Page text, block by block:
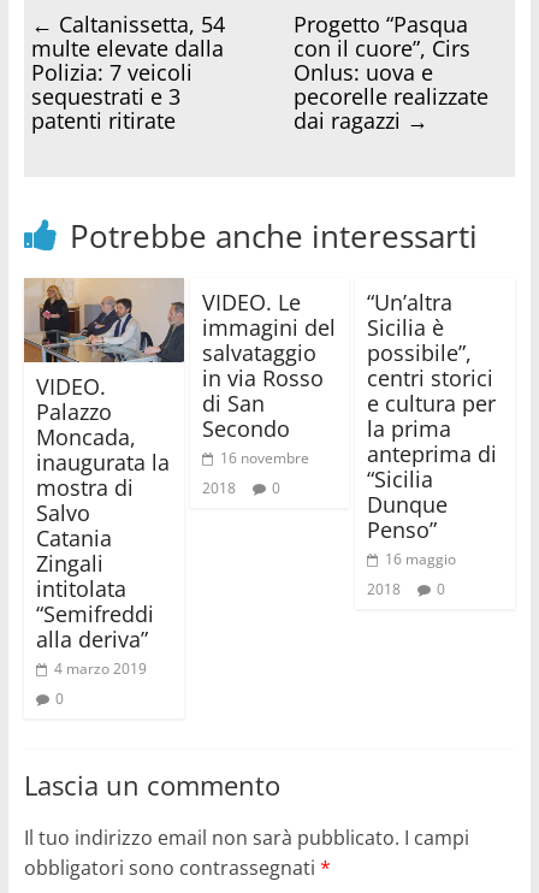
← Caltanissetta, 54
multe elevate dalla
Polizia: 7 veicoli
sequestrati e 3
patenti ritirate
Progetto “Pasqua
con il cuore”, Cirs
Onlus: uova e
pecorelle realizzate
dai ragazzi →
Potrebbe anche interessarti
VIDEO.
Palazzo
Moncada,
inaugurata la
mostra di
Salvo
Catania
Zingali
intitolata
“Semifreddi
alla deriva”
4 marzo 2019
0
VIDEO. Le
immagini del
salvataggio
in via Rosso
di San
Secondo
16 novembre
2018
0
“Un’altra
Sicilia è
possibile”,
centri storici
e cultura per
la prima
anteprima di
“Sicilia
Dunque
Penso”
16 maggio
2018
0
Lascia un commento
Il tuo indirizzo email non sarà pubblicato. I campi
obbligatori sono contrassegnati *